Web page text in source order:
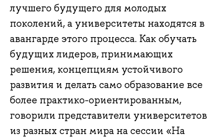
лучшего будущего для молодых
поколений, а университеты находятся в
авангарде этого процесса. Как обучать
будущих лидеров, принимающих
решения, концепциям устойчивого
развития и делать само образование все
более практико-ориентированным,
говорили представители университетов
из разных стран мира на сессии «На